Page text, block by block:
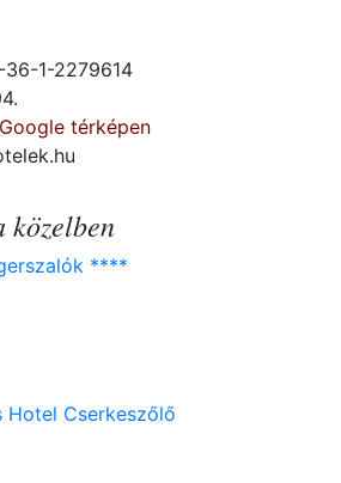
1-2279614
térképen
közelben
****
Cserkeszőlő